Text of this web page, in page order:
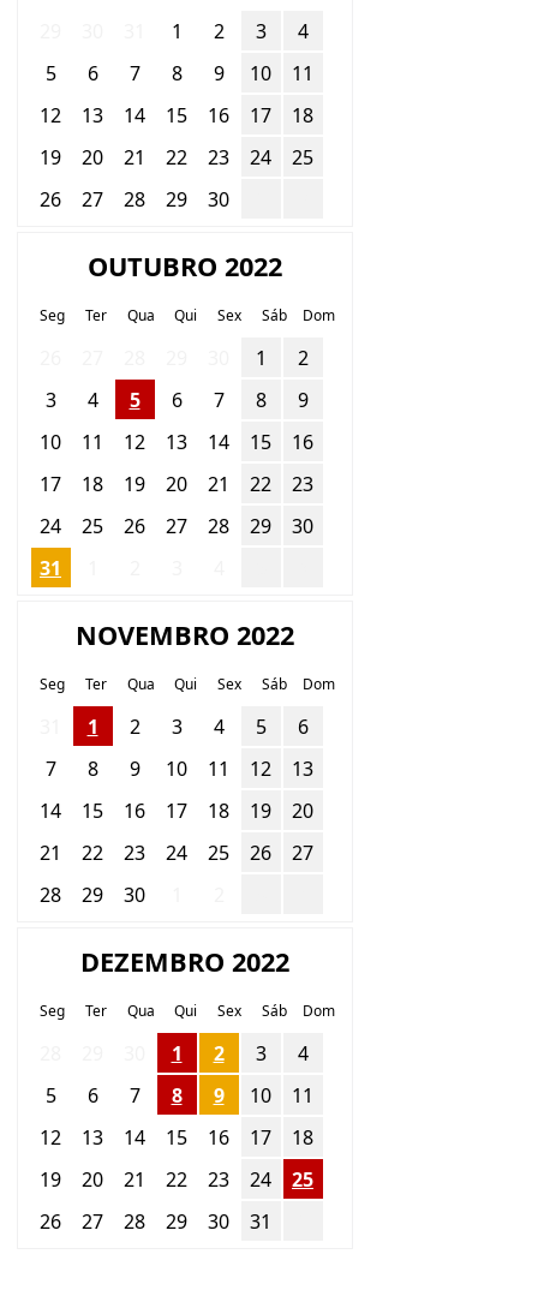
1 2 3
4
5
6 7 8 9 10
11
12
13 14 15 16 17
18
19
20 21 22 23 24
25
26
27 28 29 30
OUTUBRO 2022
Seg Ter Qua Qui Sex Sáb Dom
1
2
3
4 5 6 7 8
9
10
11 12 13 14 15
16
17
18 19 20 21 22
23
24
25 26 27 28 29
30
31
NOVEMBRO 2022
Seg Ter Qua Qui Sex Sáb Dom
1 2 3 4 5
6
7
8 9 10 11 12
13
14
15 16 17 18 19
20
21
22 23 24 25 26
27
28
29 30
DEZEMBRO 2022
Seg Ter Qua Qui Sex Sáb Dom
1 2 3
4
5
6 7 8 9 10
11
12
13 14 15 16 17
18
19
20 21 22 23 24
25
26
27 28 29 30 31